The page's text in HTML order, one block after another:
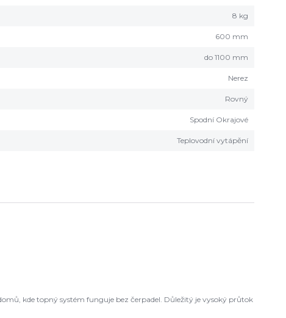
8 kg
600 mm
do 1100 mm
Nerez
Rovný
Spodní Okrajové
Teplovodní vytápění
kde topný systém funguje bez čerpadel. Důležitý je vysoký průtok